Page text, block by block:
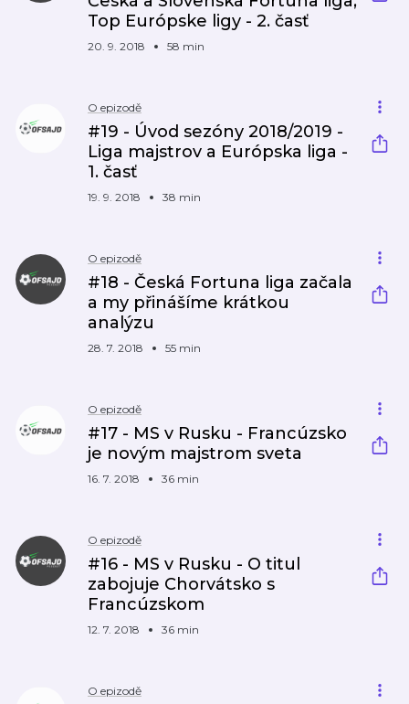
Top Európske ligy - 2. časť
20. 9. 2018 58 min
O epizodě
#19 - Úvod sezóny 2018/2019 -
Liga majstrov a Európska liga -
1. časť
19. 9. 2018 38 min
O epizodě
#18 - Česká Fortuna liga začala
a my přinášíme krátkou
analýzu
28. 7. 2018 55 min
O epizodě
#17 - MS v Rusku - Francúzsko
je novým majstrom sveta
16. 7. 2018 36 min
O epizodě
#16 - MS v Rusku - O titul
zabojuje Chorvátsko s
Francúzskom
12. 7. 2018 36 min
O epizodě